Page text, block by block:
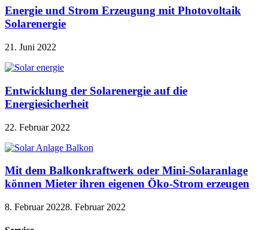
Energie und Strom Erzeugung mit Photovoltaik
Solarenergie
21. Juni 2022
Entwicklung der Solarenergie auf die
Energiesicherheit
22. Februar 2022
Mit dem Balkonkraftwerk oder Mini-Solaranlage
können Mieter ihren eigenen Öko-Strom erzeugen
8. Februar 20228. Februar 2022